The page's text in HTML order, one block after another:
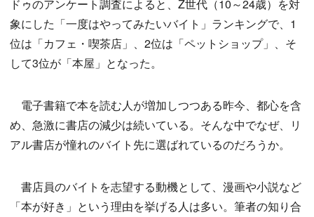
ドゥのアンケート調査によると、Z世代（10～24歳）を対
象にした「一度はやってみたいバイト」ランキングで、1
位は「カフェ・喫茶店」、2位は「ペットショップ」、そ
して3位が「本屋」となった。
電子書籍で本を読む人が増加しつつある昨今、都心を含
め、急激に書店の減少は続いている。そんな中でなぜ、リ
アル書店が憧れのバイト先に選ばれているのだろうか。
書店員のバイトを志望する動機として、漫画や小説など
「本が好き」という理由を挙げる人は多い。筆者の知り合